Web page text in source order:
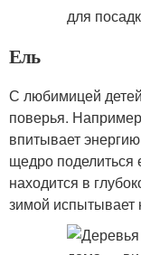
Ель
С любимицей
поверья.
впитывает
щедро поделиться
находится в
зимой испытывает